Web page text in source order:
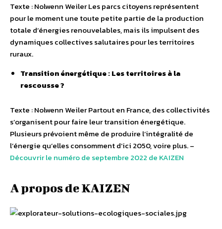
Texte : Nolwenn Weiler Les parcs citoyens représentent
pour le moment une toute petite partie de la production
totale d’énergies renouvelables, mais ils impulsent des
dynamiques collectives salutaires pour les territoires
ruraux.
Transition énergétique : Les territoires à la
rescousse ?
Texte : Nolwenn Weiler Partout en France, des collectivités
s’organisent pour faire leur transition énergétique.
Plusieurs prévoient même de produire l’intégralité de
l’énergie qu’elles consomment d’ici 2050, voire plus.–
Découvrir le numéro de septembre 2022 de KAIZEN
A propos de KAIZEN